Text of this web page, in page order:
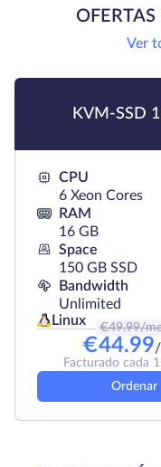
OFERTAS
Ver
KVM-SSD
CPU
6 Xeon Cores
RAM
16 GB
Space
150 GB SSD
Bandwidth
Unlimited
Linux
€49.99/
€44.99
Facturado cada
Ordenar